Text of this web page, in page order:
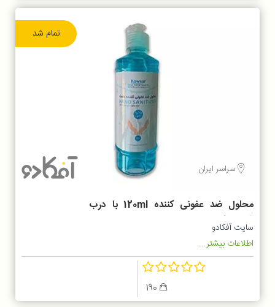
تمام شد
سراسر ایران
محلول ضد عفونی کننده 120ml با درب
قطره چکانی
سایت آفکادو
اطلاعات بیشتر...
190